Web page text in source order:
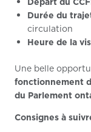
Durée du
circulation
Heure de la
Une belle
fonctionnement
du Parlement
Consignes à